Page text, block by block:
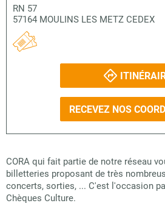
RN 57
57164 MOULINS LES METZ CEDEX
RECEVEZ NOS
CORA qui fait partie de notre réseau
billetteries proposant de très
concerts, sorties, ... C'est l'occasion
Chèques Culture.